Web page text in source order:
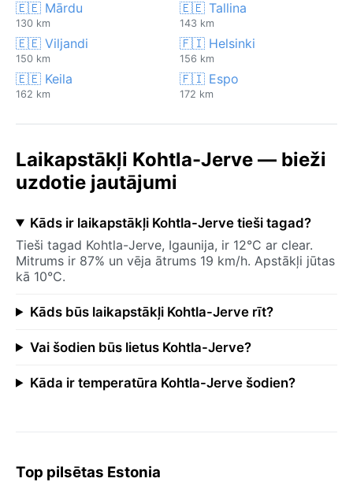
🇪🇪 Mārdu
130 km
🇪🇪 Tallina
143 km
🇪🇪 Viljandi
150 km
🇫🇮 Helsinki
156 km
🇪🇪 Keila
162 km
🇫🇮 Espo
172 km
Laikapstākļi Kohtla-Jerve — bieži
uzdotie jautājumi
Kāds ir laikapstākļi Kohtla-Jerve tieši tagad?
Tieši tagad Kohtla-Jerve, Igaunija, ir 12°C ar clear.
Mitrums ir 87% un vēja ātrums 19 km/h. Apstākļi jūtas
kā 10°C.
Kāds būs laikapstākļi Kohtla-Jerve rīt?
Vai šodien būs lietus Kohtla-Jerve?
Kāda ir temperatūra Kohtla-Jerve šodien?
Top pilsētas Estonia